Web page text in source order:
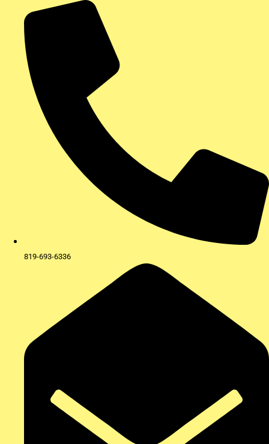
contenu
819-693-6336